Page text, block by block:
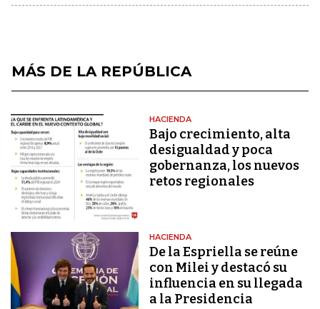
MÁS DE LA REPÚBLICA
HACIENDA
Bajo crecimiento, alta
desigualdad y poca
gobernanza, los nuevos
retos regionales
HACIENDA
De la Espriella se reúne
con Milei y destacó su
influencia en su llegada
a la Presidencia